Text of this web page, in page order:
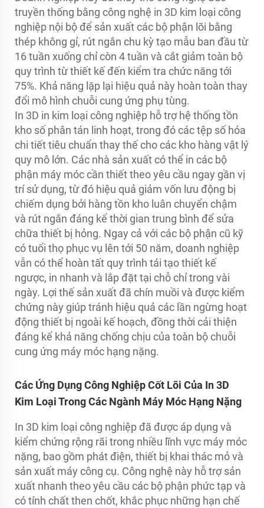
truyền thống bằng công nghệ in 3D kim loại công
nghiệp nội bộ để sản xuất các bộ phận lõi bằng
thép không gỉ, rút ngắn chu kỳ tạo mẫu ban đầu từ
16 tuần xuống chỉ còn 4 tuần và cắt giảm toàn bộ
quy trình từ thiết kế đến kiểm tra chức năng tới
75%. Khả năng lặp lại hiệu quả này hoàn toàn thay
đổi mô hình chuỗi cung ứng phụ tùng.
In 3D in kim loại công nghiệp hỗ trợ hệ thống tồn
kho số phân tán linh hoạt, trong đó các tệp số hóa
chi tiết tiêu chuẩn thay thế cho các kho hàng vật lý
quy mô lớn. Các nhà sản xuất có thể in các bộ
phận máy móc cần thiết theo yêu cầu ngay gần vị
trí sử dụng, từ đó hiệu quả giảm vốn lưu động bị
chiếm dụng bởi hàng tồn kho luân chuyển chậm
và rút ngắn đáng kể thời gian trung bình để sửa
chữa thiết bị hỏng. Ngay cả với các bộ phận cũ kỹ
có tuổi thọ phục vụ lên tới 50 năm, doanh nghiệp
vẫn có thể hoàn tất quy trình tái tạo thiết kế
ngược, in nhanh và lắp đặt tại chỗ chỉ trong vài
ngày. Lợi thế sản xuất đã chín muồi và được kiểm
chứng này giúp tránh hiệu quả các lần ngừng hoạt
động thiết bị ngoài kế hoạch, đồng thời cải thiện
đáng kể khả năng chống chịu của toàn bộ chuỗi
cung ứng máy móc hạng nặng.
Các Ứng Dụng Công Nghiệp Cốt Lõi Của In 3D
Kim Loại Trong Các Ngành Máy Móc Hạng Nặng
In 3D kim loại công nghiệp đã được áp dụng và
kiểm chứng rộng rãi trong nhiều lĩnh vực máy móc
nặng, bao gồm phát điện, thiết bị khai thác mỏ và
sản xuất máy công cụ. Công nghệ này hỗ trợ sản
xuất nhanh theo yêu cầu các bộ phận phức tạp và
có tính chất then chốt, khắc phục những hạn chế